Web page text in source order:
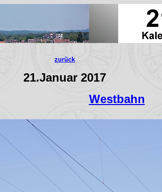
zurück
21.Januar 2017
Westbahn